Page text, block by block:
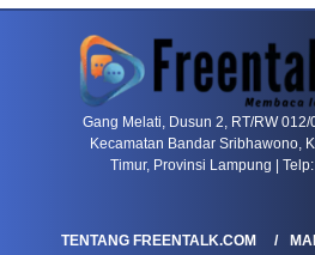
PETIR800 LOGIN Tren Mobile
Gang Melati, Dusun 2, RT/RW
Kecamatan Bandar Sribhawono,
Timur, Provinsi Lampung |
TENTANG FREENTALK.COM